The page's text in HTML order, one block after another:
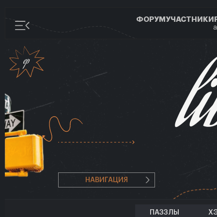
ФОРУМУЧАСТНИКИ
НАВИГАЦИЯ
ПАЗЗЛЫ